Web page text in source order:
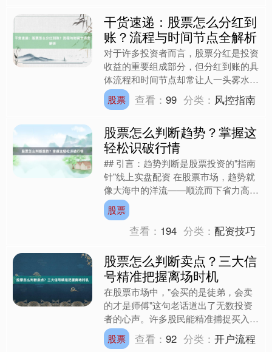
干货速递：股票怎么分红到
账？流程与时间节点全解析
对于许多投资者而言，股票分红是投资
收益的重要组成部分，但分红到账的具
体流程和时间节点却常让人一头雾水。
尤其是涉及股票配资等杠杆操作时，分
红规则的细微差异可能直接....
股票 查看：99 分类： 风控指南
股票怎么判断趋势？掌握这
轻松识破行情
## 引言：趋势判断是股票投资的"指南
针"线上实盘配资 在股票市场，趋势就
像大海中的洋流——顺流而下省力高
效，逆流而上则可能被浪头打翻。无论
是短线交易者还是长线....
股票
查看： 194 分类：配资技巧
股票怎么判断卖点？三大信
号精准把握离场时机
在股票市场中，"会买的是徒弟，会卖
的才是师傅"这句老话道出了无数投资
者的心声。许多股民能精准捕捉买入时
机，却在卖出决策上犹豫不决，最终错
失利润甚至由盈转亏。尤其....
股票 查看：92 分类：开户流程
上证综指 3940.04 +39.68
深证成指 14311.01 +200.89 +1.42%